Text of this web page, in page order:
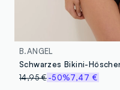
B.ANGEL
14,95 €-50%7,47 €